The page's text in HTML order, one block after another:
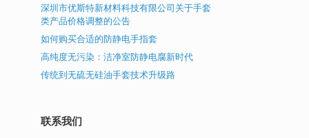
深圳市优斯特新材料科技有限公司关于手套
类产品价格调整的公告
如何购买合适的防静电手指套
高纯度无污染：洁净室防静电腐新时代
传统到无硫无硅油手套技术升级路
联系我们